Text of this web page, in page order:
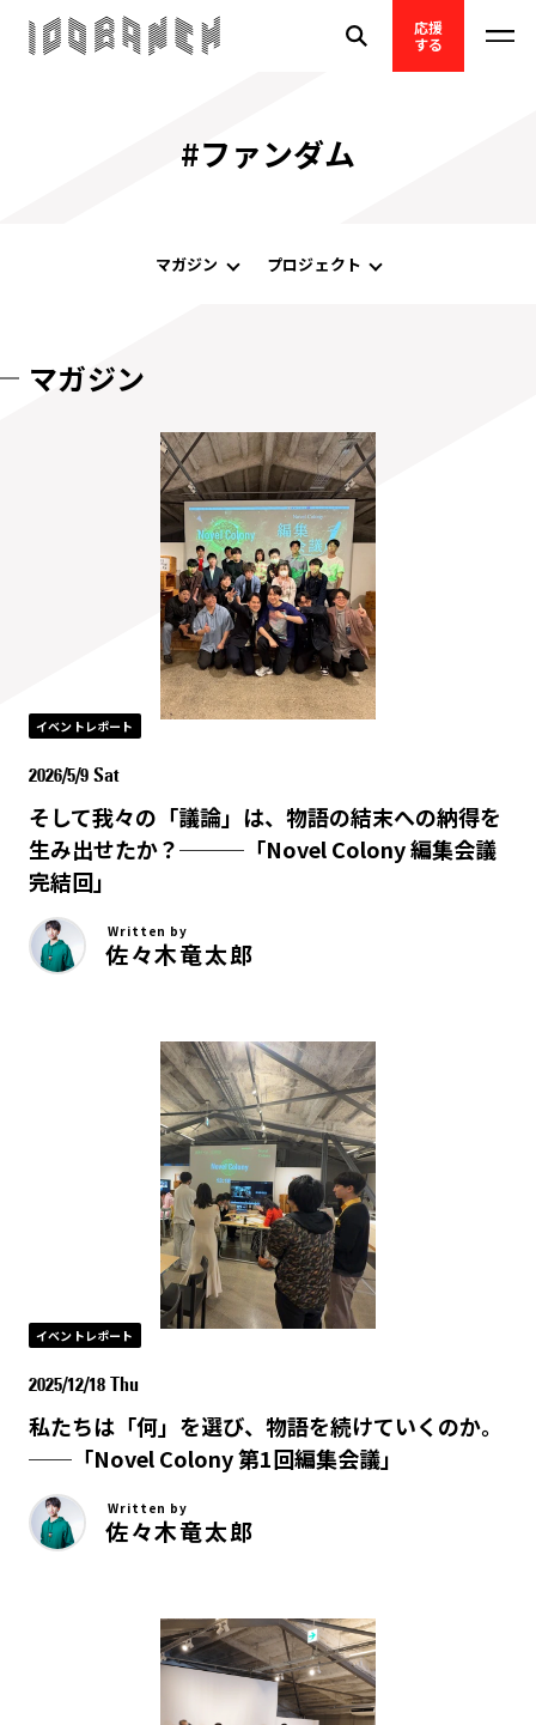
応援
する
#ファンダム
マガジン プロジェクト
マガジン
イベントレポート
2026/5/9 Sat
そして我々の「議論」は、物語の結末への納得を
生み出せたか？───「Novel Colony 編集会議
完結回」
Written by
佐々木竜太郎
イベントレポート
2025/12/18 Thu
私たちは「何」を選び、物語を続けていくのか。
──「Novel Colony 第1回編集会議」
Written by
佐々木竜太郎